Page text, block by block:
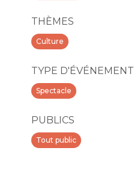
THÈMES
Culture
TYPE D'ÉVÉNEMENT
Spectacle
PUBLICS
Tout public